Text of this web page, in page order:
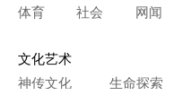
体育
社会 网闻
文化艺术
神传文化
生命探索